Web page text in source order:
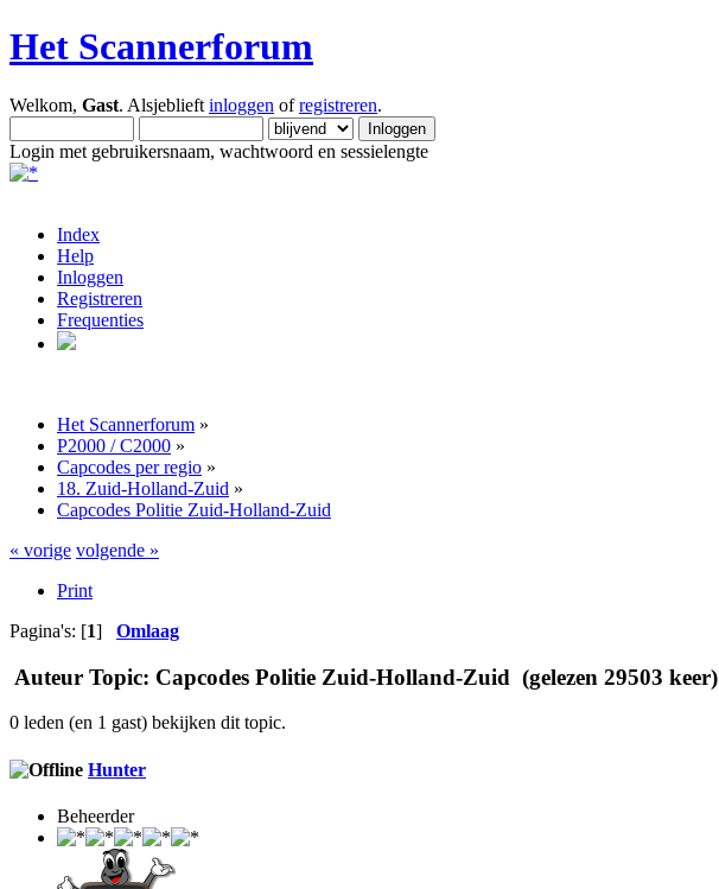
Het Scannerforum
Welkom, Gast. Alsjeblieft inloggen ofregistreren.
Login met gebruikersnaam, wachtwoord en sessielengte
Index
Help
Inloggen
Registreren
Frequenties
Het Scannerforum »
P2000 / C2000 »
Capcodes per regio »
18. Zuid-Holland-Zuid »
Capcodes Politie Zuid-Holland-Zuid
« vorige volgende »
Print
Pagina's: [1] Omlaag
Auteur Topic: Capcodes Politie Zuid-Holland-Zuid (gelezen 29503 keer)
0 leden (en 1 gast) bekijken dit topic.
Hunter
Beheerder